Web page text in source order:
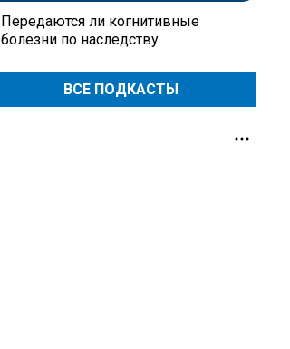
Передаются ли когнитивные
болезни по наследству
ВСЕ ПОДКАСТЫ